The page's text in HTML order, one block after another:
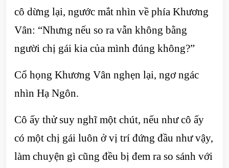
cô dừng lại, ngước mắt nhìn về phía Khương
Vân: “Nhưng nếu so ra vẫn không bằng
người chị gái kia của mình đúng không?”
Cổ họng Khương Vân nghẹn lại, ngơ ngác
nhìn Hạ Ngôn.
Cô ấy thử suy nghĩ một chút, nếu như cô ấy
có một chị gái luôn ở vị trí đứng đầu như vậy,
làm chuyện gì cũng đều bị đem ra so sánh với